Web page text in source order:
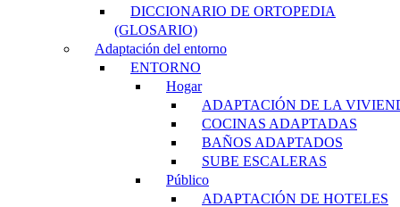
DICCIONARIO DE ORTOPEDIA
(GLOSARIO)
Adaptación del entorno
ENTORNO
Hogar
ADAPTACIÓN DE LA
COCINAS ADAPTADAS
BAÑOS ADAPTADOS
SUBE ESCALERAS
Público
ADAPTACIÓN DE HOTELES